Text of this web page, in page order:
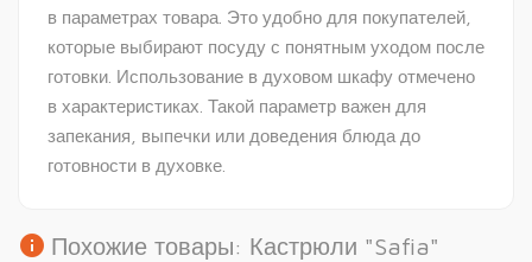
в параметрах товара. Это удобно для покупателей,
которые выбирают посуду с понятным уходом после
готовки. Использование в духовом шкафу отмечено
в характеристиках. Такой параметр важен для
запекания, выпечки или доведения блюда до
готовности в духовке.
info Похожие товары: Кастрюли "Safia"